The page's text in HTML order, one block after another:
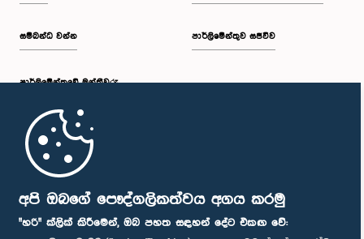
අපි ඔබගේ පෞද්ගලිකත්වය අගය කරමු
"හරි" ක්ලික් කිරීමෙන්, ඔබ පහත සඳහන් දේට එකඟ වේ:
සම්බන්ධ වන්න
පාර්ලි‌මේන්තුවේ මන්ත්‍රීවරු
මුල් පිටුව
පාර්ලිමේන්තුව සජීවීව
පාර්ලිමේන්තු ජංගම යෙදුම